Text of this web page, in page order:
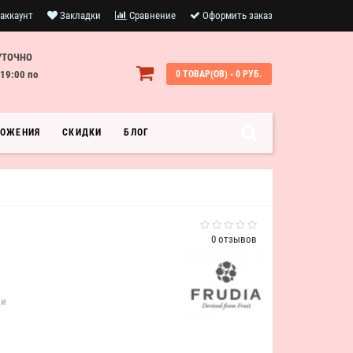
Закладки Сравнение Оформить заказ
по
0 ТОВАР(ОВ) - 0 РУБ.
СКИДКИ БЛОГ
0 отзывов